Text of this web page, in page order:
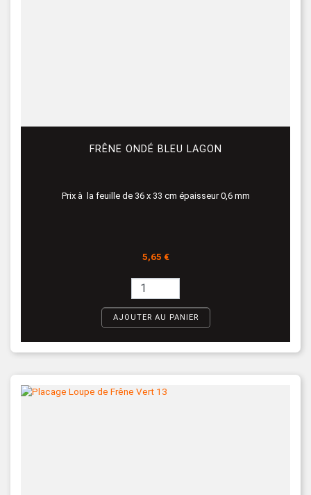
FRÊNE ONDÉ BLEU LAGON
Prix à la feuille de 36 x 33 cm épaisseur 0,6 mm
Prix
5,65 €
AJOUTER AU PANIER